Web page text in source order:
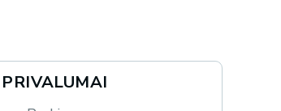
PRIVALUMAI